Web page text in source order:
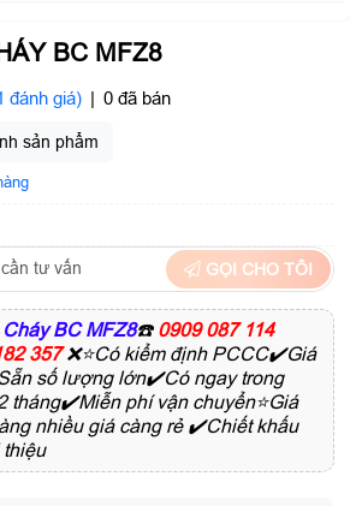
BC MFZ8
đánh giá) 0 đã bán
sản phẩm
GỌI CHO TÔI
BC MFZ8☎️ 0909 087 114
357 ❌⭐Có kiểm định PCCC✔️Giá
số lượng lớn✔️Có ngay trong
tháng✔️Miễn phí vận chuyển⭐Giá
nhiều giá càng rẻ ✔️Chiết khấu